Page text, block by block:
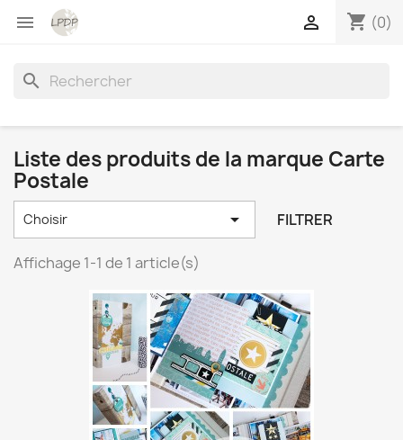
 shopping_cart (0)

search
Liste des produits de la marque Carte
Postale
Choisir  FILTRER
Affichage 1-1 de 1 article(s)